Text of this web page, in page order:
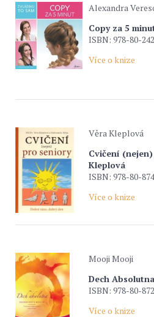
Alexandra
Copy za 5
ISBN: 978-80-
Více o knize
Věra Kleplová
Cvičení
Kleplová
ISBN: 978-80-
Více o knize
Mooji Mooji
Dech
ISBN: 978-80-
Více o knize